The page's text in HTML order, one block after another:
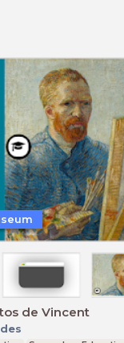
de Vincent